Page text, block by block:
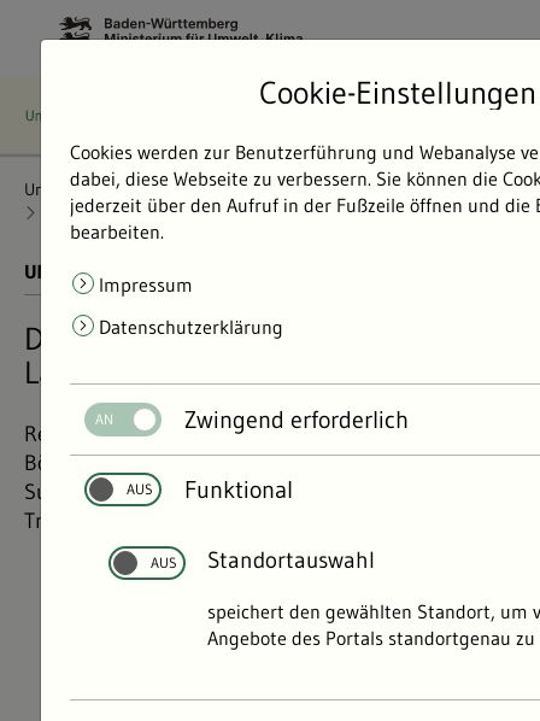
Umweltdaten Bericht: Umweltdaten 2024
Klima und Energie
Klimawandelfolgen
Dürren gefährden Regenwürmer
UMWELTDATEN BERICHT 2024
Dürren gefährden Regenwürmer im
Land
Regenwürmer sind immens wichtig für intakte
Böden, indem sie diese lockern und organische
Substanz abbauen. Der Klimawandel und extreme
Trockenjahre bedrohen die Populationen.
Cookie-Einstellungen
Cookies werden zur Benutzerführung und Webanalyse
dabei, diese Webseite zu verbessern. Sie können die
jederzeit über den Aufruf in der Fußzeile öffnen und die
bearbeiten.
Impressum
Datenschutzerklärung
Zwingend erforderlich
Funktional
Standortauswahl
speichert den gewählten Standort, um
Angebote des Portals standortgenau